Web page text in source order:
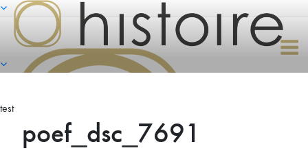
Naar
inhoud
springen
test
poef_dsc_7691